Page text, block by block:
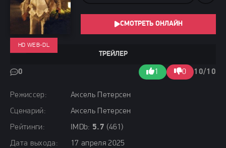
Режиссер:
Аксель Петерсен
Сценарий:
Аксель Петерсен
Рейтинги:
IMDb: 5.7 (461)
Дата выхода:
17 апреля 2025
ТРЕЙЛЕР
0 1 0 10/10
HD WEB-DL
СМОТРЕТЬ ОНЛАЙН